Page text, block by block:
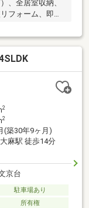
、全居室収納、
フォーム、即引
ースペースあ
以上、整形地、
建、物置あり、
坦地
2
2
(築30年9ヶ月)
麻駅 徒歩14分
京台
駐車場あり
所有権